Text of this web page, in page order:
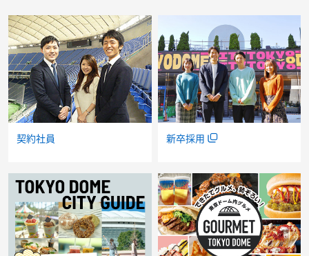
契約社員 新卒採用